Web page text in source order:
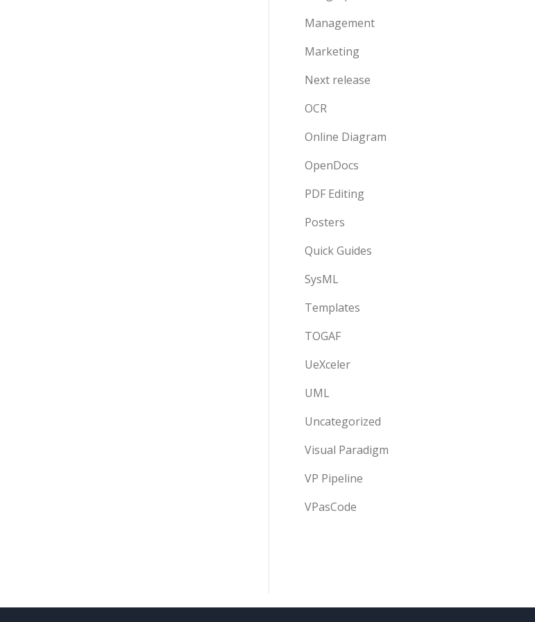
Management
Marketing
Next release
OCR
Online Diagram
OpenDocs
PDF Editing
Posters
Quick Guides
SysML
Templates
TOGAF
UeXceler
UML
Uncategorized
Visual Paradigm
VP Pipeline
VPasCode